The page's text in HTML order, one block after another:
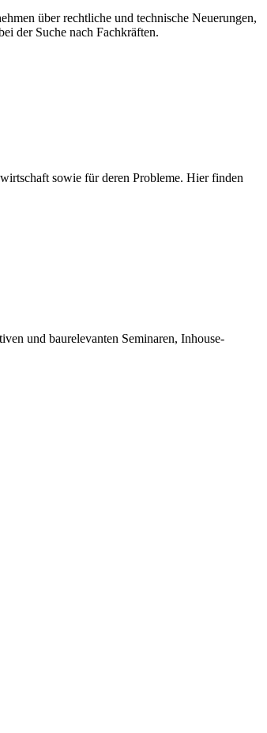
über rechtliche und technische Neuerungen,
der Suche nach Fachkräften.
sowie für deren Probleme. Hier finden
und baurelevanten Seminaren, Inhouse-